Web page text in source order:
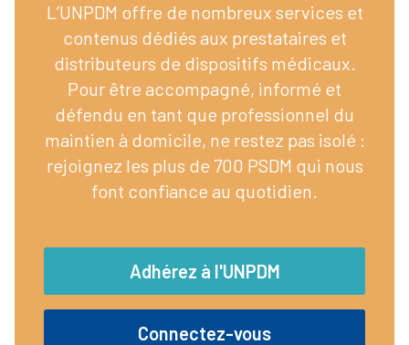
L’UNPDM offre de nombreux services et
contenus dédiés aux prestataires et
distributeurs de dispositifs médicaux.
Pour être accompagné, informé et
défendu en tant que professionnel du
maintien à domicile, ne restez pas isolé :
rejoignez les plus de 700 PSDM qui nous
font confiance au quotidien.
Adhérez à l'UNPDM
Connectez-vous